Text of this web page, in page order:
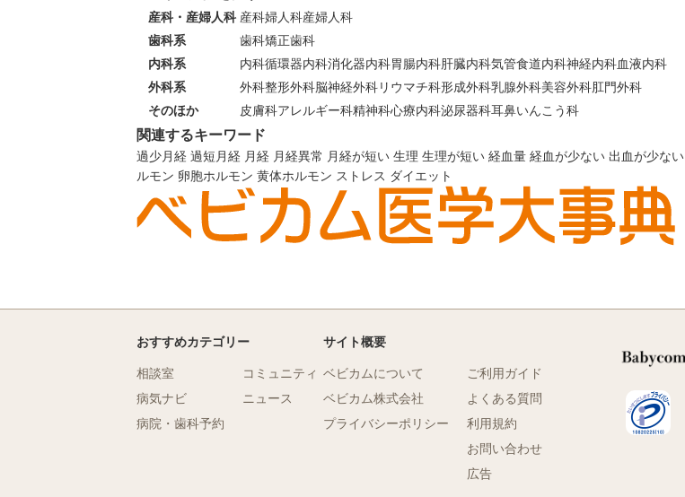
産科・産婦人科 産科婦人科産婦人科
歯科系
歯科矯正歯科
内科系
内科循環器内科消化器内科胃腸内科肝臓内科気管食道内科神経内科血液内科
外科系
外科整形外科脳神経外科リウマチ科形成外科乳腺外科美容外科肛門外科
そのほか
皮膚科アレルギー科精神科心療内科泌尿器科耳鼻いんこう科
関連するキーワード
過少月経 過短月経 月経 月経異常 月経が短い 生理 生理が短い 経血量 経血が少ない 出血が少ない
ルモン 卵胞ホルモン 黄体ホルモン ストレス ダイエット
おすすめカテゴリー
相談室
病気ナビ
病院・歯科予約
コミュニティ
ニュース
サイト概要
ベビカムについて
ベビカム株式会社
プライバシーポリシー
ご利用ガイド
よくある質問
利用規約
お問い合わせ
広告